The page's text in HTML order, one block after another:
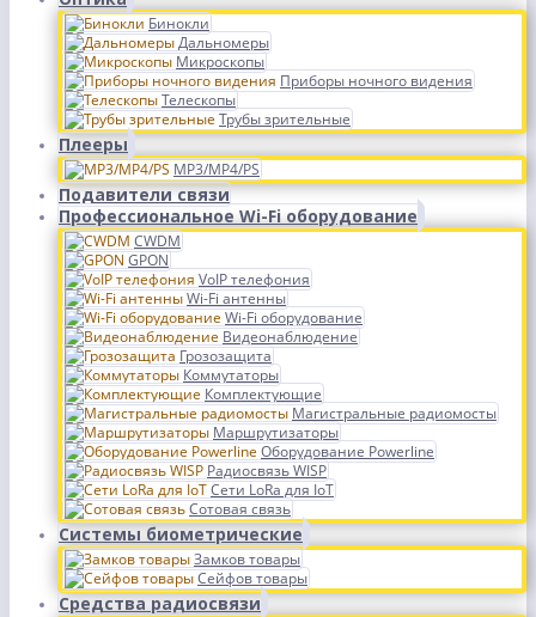
Бинокли
Дальномеры
Микроскопы
Приборы ночного видения
Телескопы
Трубы зрительные
Плееры
MP3/MP4/PS
Подавители связи
Профессиональное Wi-Fi оборудование
CWDM
GPON
VoIP телефония
Wi-Fi антенны
Wi-Fi оборудование
Видеонаблюдение
Грозозащита
Коммутаторы
Комплектующие
Магистральные радиомосты
Маршрутизаторы
Оборудование Powerline
Радиосвязь WISP
Сети LoRa для IoT
Сотовая связь
Системы биометрические
Замков товары
Сейфов товары
Средства радиосвязи